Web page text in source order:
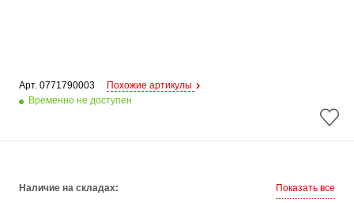
Арт. 0771790003
Похожие артикулы
Временно не доступен
Наличие на складах:
Показать все